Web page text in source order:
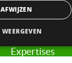
naar:
Expertises